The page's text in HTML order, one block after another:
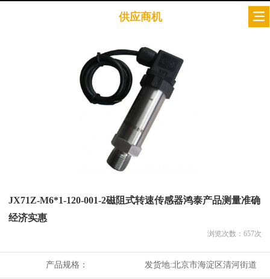
供应商机
JX71Z-M6*1-120-001-2磁阻式转速传感器鸿泰产品测量准确
经济实惠
浏览次数： 657次
产品规格： 发货地:北京市海淀区清河街道